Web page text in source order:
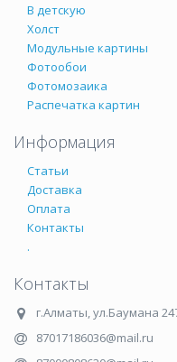
В детскую
Холст
Модульные картины
Фотообои
Фотомозаика
Распечатка картин
Информация
Статьи
Доставка
Оплата
Контакты
.
Контакты
г.Алматы,ул.Баумана
87017186036@mail.ru